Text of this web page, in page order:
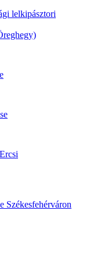
lelkipásztori
Székesfehérváron